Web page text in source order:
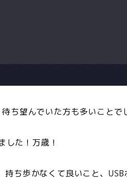
ち望んでいた方も多いことで
した！万歳！
ち歩かなくて良いこと、USB